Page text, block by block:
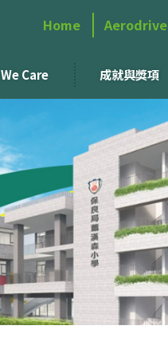
Home Aerodrive
We Care 成就與獎項